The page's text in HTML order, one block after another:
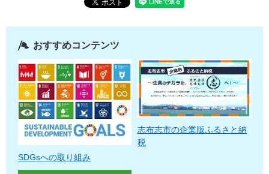
おすすめコンテンツ
SDGsへの取り組み
志布志市の企業版ふるさと納
税